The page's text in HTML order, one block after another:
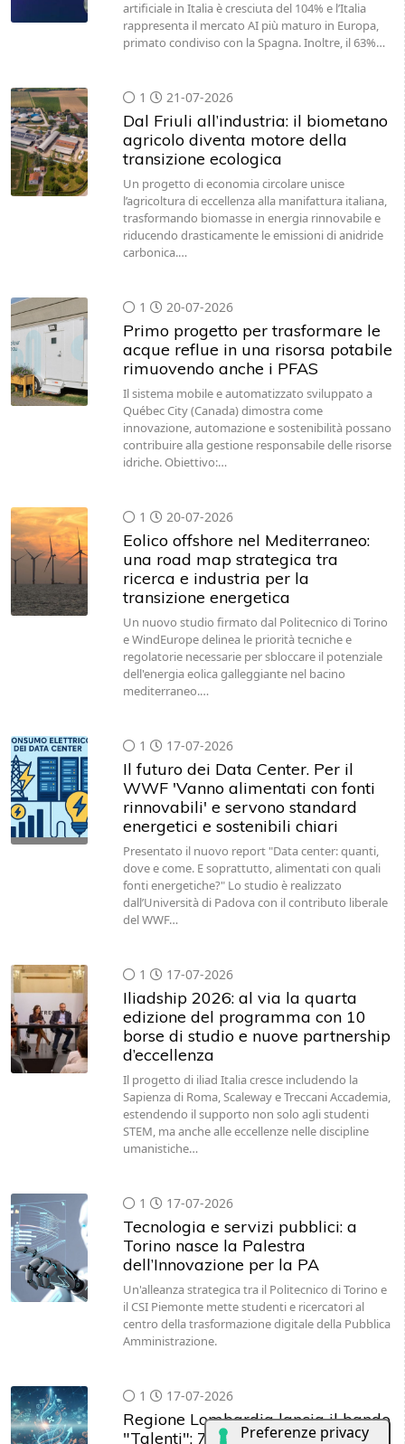
artificiale in Italia è cresciuta del 104% e l’Italia
rappresenta il mercato AI più maturo in Europa,
primato condiviso con la Spagna. Inoltre, il 63%…
1 21-07-2026
Dal Friuli all’industria: il biometano
agricolo diventa motore della
transizione ecologica
Un progetto di economia circolare unisce
l’agricoltura di eccellenza alla manifattura italiana,
trasformando biomasse in energia rinnovabile e
riducendo drasticamente le emissioni di anidride
carbonica.…
1 20-07-2026
Primo progetto per trasformare le
acque reflue in una risorsa potabile
rimuovendo anche i PFAS
Il sistema mobile e automatizzato sviluppato a
Québec City (Canada) dimostra come
innovazione, automazione e sostenibilità possano
contribuire alla gestione responsabile delle risorse
idriche. Obiettivo:…
1 20-07-2026
Eolico offshore nel Mediterraneo:
una road map strategica tra
ricerca e industria per la
transizione energetica
Un nuovo studio firmato dal Politecnico di Torino
e WindEurope delinea le priorità tecniche e
regolatorie necessarie per sbloccare il potenziale
dell'energia eolica galleggiante nel bacino
mediterraneo.…
1 17-07-2026
Il futuro dei Data Center. Per il
WWF 'Vanno alimentati con fonti
rinnovabili' e servono standard
energetici e sostenibili chiari
Presentato il nuovo report "Data center: quanti,
dove e come. E soprattutto, alimentati con quali
fonti energetiche?" Lo studio è realizzato
dall’Università di Padova con il contributo liberale
del WWF…
1 17-07-2026
Iliadship 2026: al via la quarta
edizione del programma con 10
borse di studio e nuove partnership
d’eccellenza
Il progetto di iliad Italia cresce includendo la
Sapienza di Roma, Scaleway e Treccani Accademia,
estendendo il supporto non solo agli studenti
STEM, ma anche alle eccellenze nelle discipline
umanistiche…
1 17-07-2026
Tecnologia e servizi pubblici: a
Torino nasce la Palestra
dell’Innovazione per la PA
Un'alleanza strategica tra il Politecnico di Torino e
il CSI Piemonte mette studenti e ricercatori al
centro della trasformazione digitale della Pubblica
Amministrazione.
1 17-07-2026
Regione Lombardia lancia il bando
"Talenti": 7 milioni di euro per